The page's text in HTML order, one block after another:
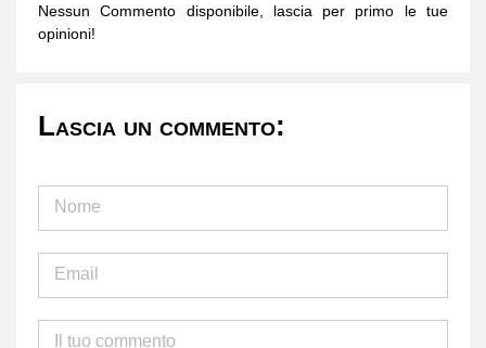
Nessun Commento disponibile, lascia per primo le tue
opinioni!
Lascia un commento: